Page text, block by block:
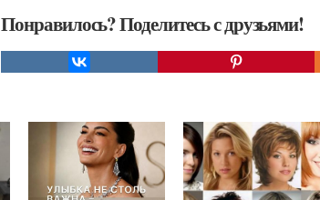
Понравилось? Поделитесь с друзьями!